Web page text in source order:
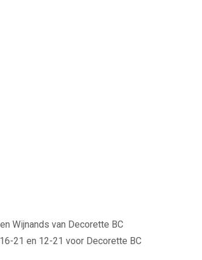
Wijnands van Decorette BC
21 en 12-21 voor Decorette BC